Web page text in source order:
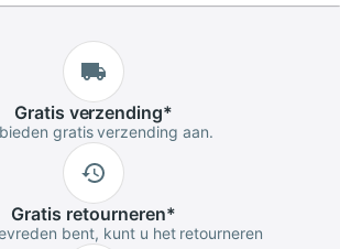
Gratis verzending*
gratis verzending aan.
Gratis retourneren*
bent, kunt u het retourneren